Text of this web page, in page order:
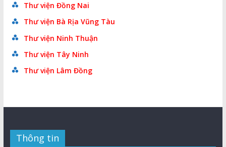
Thư viện Đồng Nai
Thư viện Bà Rịa Vũng Tàu
Thư viện Ninh Thuận
Thư viện Tây Ninh
Thư viện Lâm Đồng
Thông tin